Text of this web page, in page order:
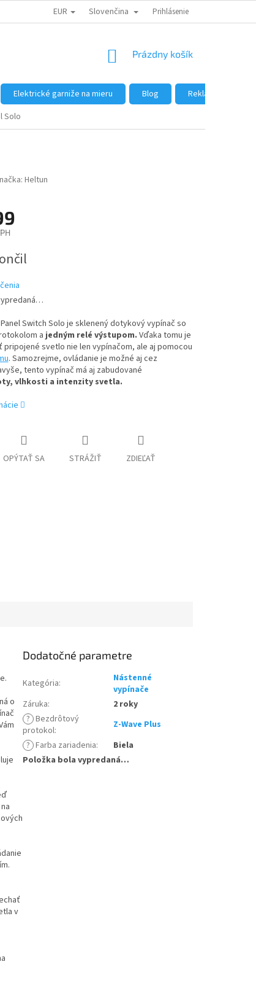
DÔVODY NÁKUPU U NÁS AKO NAKUPOVAŤ VEĽKOOBCHOD
EUR Slovenčina Prihlásenie
NÁKUPNÝ
Prázdny košík
Elektrické garniže na mieru Blog
Reklamácie a
Solo
Heltun
Panel Switch Solo je sklenený dotykový vypínač so
ajedným relé výstupom. Vďaka tomu je
pripojené svetlo nie len vypínačom, ale aj pomocou
. Samozrejme, ovládanie je možné aj cez
tento vypínač má aj zabudované
vlhkosti a intenzity svetla.
OPÝTAŤ SA STRÁŽIŤ ZDIEĽAŤ
o
v
Dodatočné parametre
Kategória:
Nástenné
vypínače
Záruka:
2 roky
? Bezdrôtový
protokol:
Z-Wave Plus
? Farba zariadenia:
Biela
Položka bola vypredaná…